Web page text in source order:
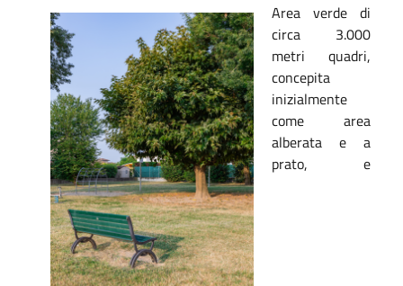
Area verde di
circa 3.000
metri quadri,
concepita
inizialmente
come area
alberata e a
prato, e